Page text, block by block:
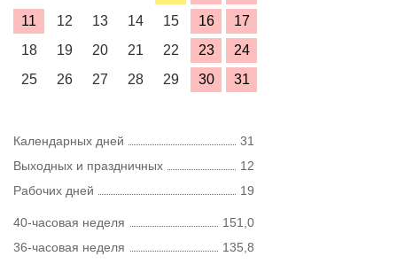
11
12 13 14 15 16
17
18
19 20 21 22 23
24
25
26 27 28 29 30 31
Календарных дней
31
Выходных и праздничных
12
Рабочих дней
19
40-часовая неделя
151,0
36-часовая неделя
135,8